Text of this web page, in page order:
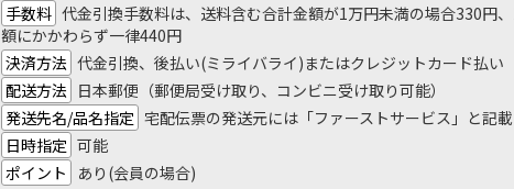
手数料 代金引換手数料は、送料含む合計金額が1万円未満の場合330円
額にかかわらず一律440円
決済方法 代金引換、後払い(ミライバライ)またはクレジットカード払い
配送方法 日本郵便（郵便局受け取り、コンビニ受け取り可能）
発送先名/品名指定 宅配伝票の発送元には「ファーストサービス」と記載
日時指定 可能
ポイント
あり(会員の場合)